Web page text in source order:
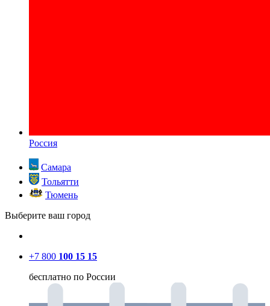
Россия
Самара
Тольятти
Тюмень
Выберите ваш город
+7 800 100 15 15
бесплатно по России